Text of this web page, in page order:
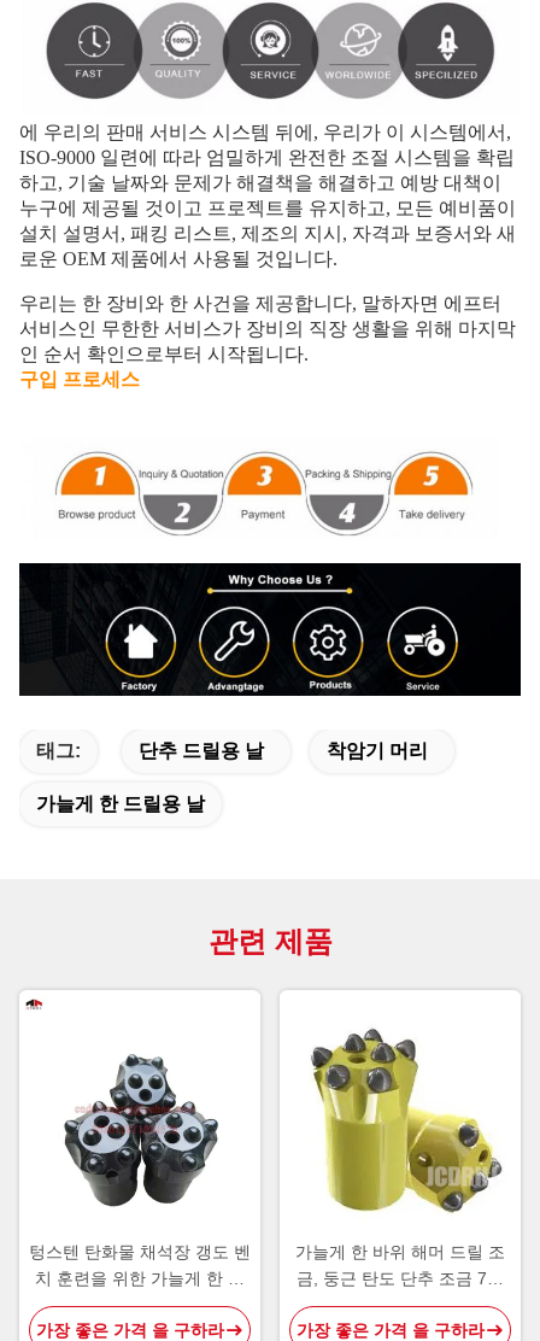
에 우리의 판매 서비스 시스템 뒤에, 우리가 이 시스템에서,
ISO-9000 일련에 따라 엄밀하게 완전한 조절 시스템을 확립
하고, 기술 날짜와 문제가 해결책을 해결하고 예방 대책이
누구에 제공될 것이고 프로젝트를 유지하고, 모든 예비품이
설치 설명서, 패킹 리스트, 제조의 지시, 자격과 보증서와 새
로운 OEM 제품에서 사용될 것입니다.
우리는 한 장비와 한 사건을 제공합니다, 말하자면 에프터
서비스인 무한한 서비스가 장비의 직장 생활을 위해 마지막
인 순서 확인으로부터 시작됩니다.
구입 프로세스
태그: 단추 드릴용 날 착암기 머리
가늘게 한 드릴용 날
관련 제품
텅스텐 탄화물 채석장 갱도 벤
치 훈련을 위한 가늘게 한 단
추 드릴용 날
가장 좋은 가격 을 구하라
가늘게 한 바위 해머 드릴 조
금, 둥근 탄도 단추 조금 7개
도
가장 좋은 가격 을 구하라